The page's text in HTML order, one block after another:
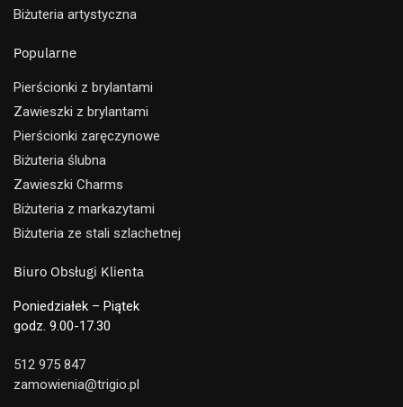
Biżuteria artystyczna
Popularne
Pierścionki z brylantami
Zawieszki z brylantami
Pierścionki zaręczynowe
Biżuteria ślubna
Zawieszki Charms
Biżuteria z markazytami
Biżuteria ze stali szlachetnej
Biuro Obsługi Klienta
Poniedziałek – Piątek
godz. 9.00-17.30
512 975 847
zamowienia@trigio.pl